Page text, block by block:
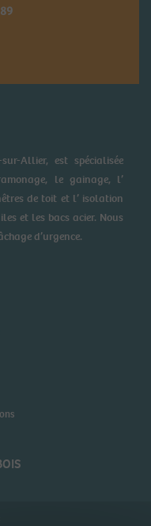
Allier, est spécialisée
le gainage, l’
de toit et l’ isolation
et les bacs acier. Nous
d’urgence.